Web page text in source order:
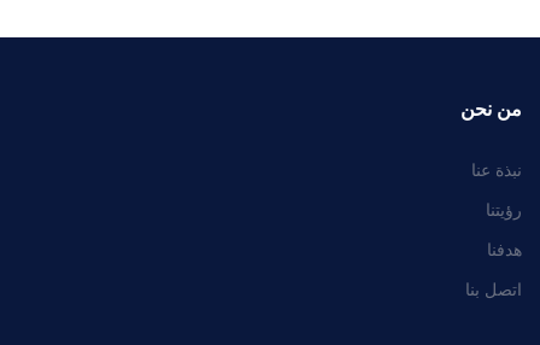
من نحن
نبذة عنا
رؤيتنا
هدفنا
اتصل بنا